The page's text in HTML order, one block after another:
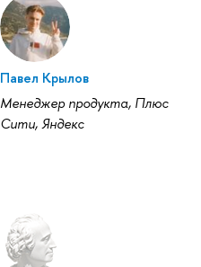
Павел Крылов
Менеджер продукта, Плюс
Сити, Яндекс